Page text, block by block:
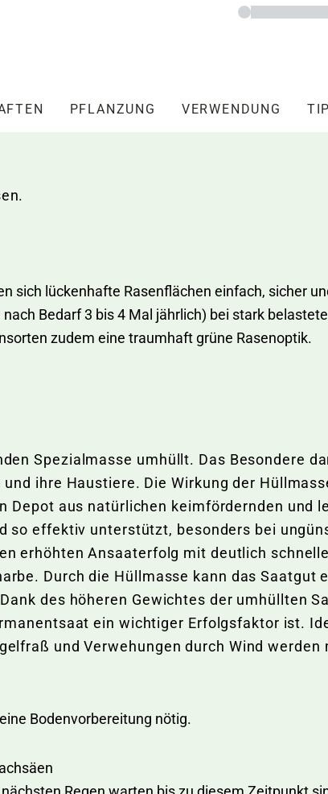
PFLANZUNG VERWENDUNG
sich lückenhafte Rasenflächen einfach, sicher
Bedarf 3 bis 4 Mal jährlich) bei stark
zudem eine traumhaft grüne Rasenoptik.
Spezialmasse umhüllt. Das Besondere
ihre Haustiere. Die Wirkung der
Depot aus natürlichen keimfördernden und
so effektiv unterstützt, besonders bei
erhöhten Ansaaterfolg mit deutlich
Durch die Hüllmasse kann das
des höheren Gewichtes der umhüllten
ein wichtiger Erfolgsfaktor ist.
und Verwehungen durch Wind werden
Bodenvorbereitung nötig.